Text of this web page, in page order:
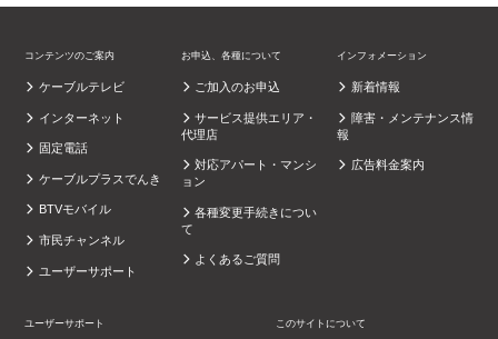
コンテンツのご案内
ケーブルテレビ
インターネット
固定電話
ケーブルプラスでんき
BTVモバイル
市民チャンネル
ユーザーサポート
お申込、各種について
ご加入のお申込
サービス提供エリア・
代理店
対応アパート・マンシ
ョン
各種変更手続きについ
て
よくあるご質問
インフォメーション
新着情報
障害・メンテナンス情
報
広告料金案内
ユーザーサポート このサイトについて